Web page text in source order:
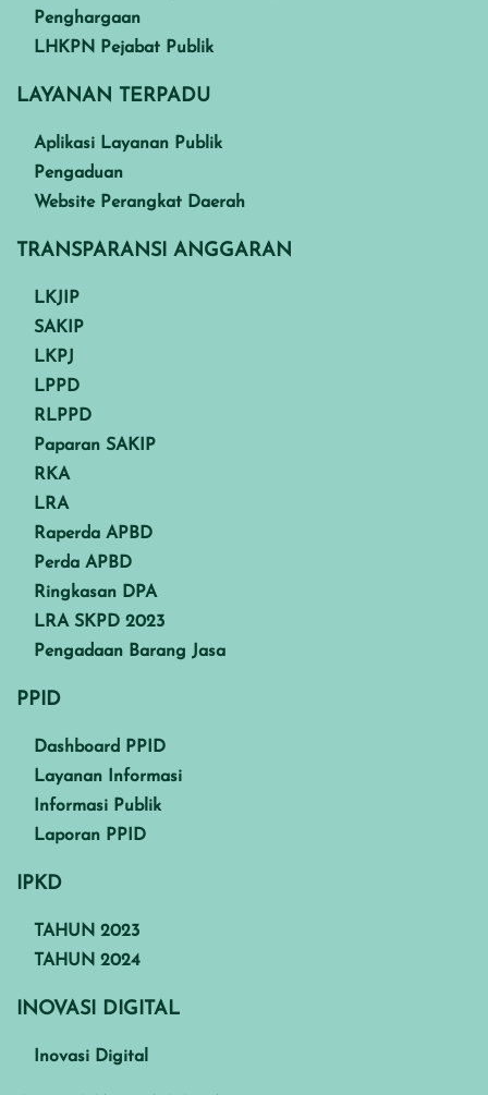
Penghargaan
LHKPN Pejabat Publik
LAYANAN TERPADU
Aplikasi Layanan Publik
Pengaduan
Website Perangkat Daerah
TRANSPARANSI ANGGARAN
LKJIP
SAKIP
LKPJ
LPPD
RLPPD
Paparan SAKIP
RKA
LRA
Raperda APBD
Perda APBD
Ringkasan DPA
LRA SKPD 2023
Pengadaan Barang Jasa
PPID
Dashboard PPID
Layanan Informasi
Informasi Publik
Laporan PPID
IPKD
TAHUN 2023
TAHUN 2024
INOVASI DIGITAL
Inovasi Digital